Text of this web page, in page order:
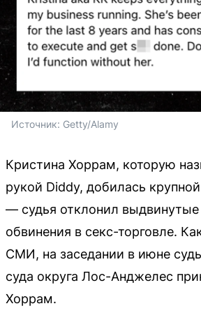
Источник: Getty/Alamy
Кристина Хоррам, которую
рукой Diddy, добилась
— судья отклонил выдвинутые
обвинения в секс-торговле.
СМИ, на заседании в июне
суда округа Лос-Анджелес
Хоррам.